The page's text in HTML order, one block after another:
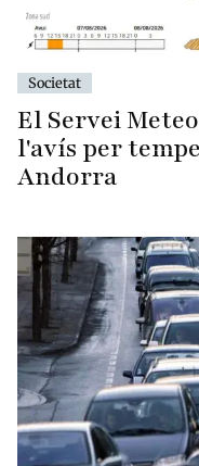
Societat
El Servei
l'avís per
Andorra